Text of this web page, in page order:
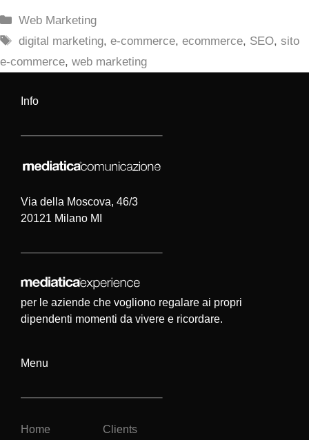
Categorie
Web Marketing
Tag
digital marketing,e-commerce,ecommerce, SEO,sito
e-commerce, web marketing
Info
Via della Moscova, 46/3
20121 Milano MI
per le aziende che vogliono regalare ai propri
dipendenti momenti da vivere e ricordare.
Menu
Home Clients